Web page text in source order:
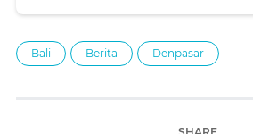
Bali Berita Denpasar